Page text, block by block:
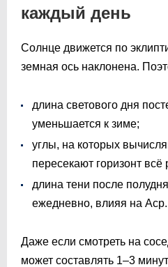
каждый день
Солнце движется по
земная ось наклонена.
длина светового дня
уменьшается к зиме;
углы, на которых
пересекают горизонт
длина тени после
ежедневно, влияя на Аср.
Даже если смотреть на
может составлять 1–3